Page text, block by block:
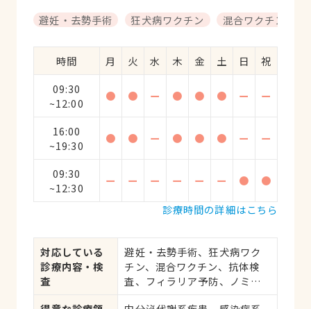
避妊・去勢手術
狂犬病ワクチン 混合ワクチン
時間 月 火 水 木 金 土 日
祝
09:30
~12:00
● ● ー ● ● ● ー ー
16:00
~19:30
● ● ー ● ● ● ー ー
09:30
~12:30
ー ー ー ー ー ー ●
●
診療時間の詳細はこちら
対応している
診療内容・検
査
避妊・去勢手術、狂犬病ワク
チン、混合ワクチン、抗体検
査、フィラリア予防、ノミ・